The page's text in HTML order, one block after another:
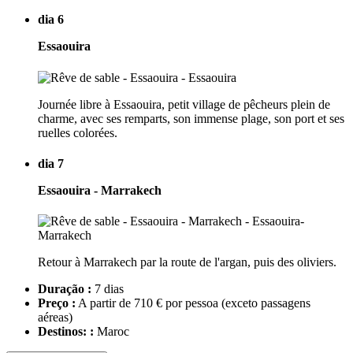
dia 6
Essaouira
Journée libre à Essaouira, petit village de pêcheurs plein de
charme, avec ses remparts, son immense plage, son port et ses
ruelles colorées.
dia 7
Essaouira - Marrakech
Retour à Marrakech par la route de l'argan, puis des oliviers.
Duração : 7 dias
Preço : A partir de 710 € por pessoa (exceto passagens
aéreas)
Destinos: : Maroc